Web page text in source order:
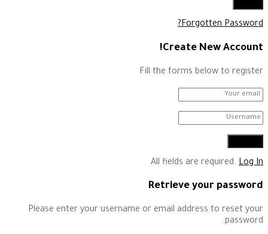
Forgotten Password?
Create New Account!
Fill the forms below to register
All fields are required. Log In
Retrieve your password
Please enter your username or email address to reset your
password.